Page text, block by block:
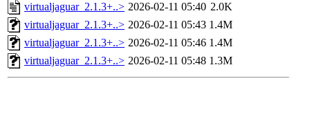
virtualjaguar_2.1.3+..> 2026-02-11 05:40 2.0K
virtualjaguar_2.1.3+..> 2026-02-11 05:43 1.4M
virtualjaguar_2.1.3+..> 2026-02-11 05:46 1.4M
virtualjaguar_2.1.3+..> 2026-02-11 05:48 1.3M